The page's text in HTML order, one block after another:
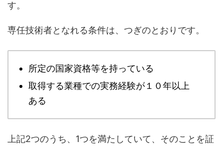
す。
専任技術者となれる条件は、つぎのとおりです。
所定の国家資格等を持っている
取得する業種での実務経験が１０年以上
ある
上記2つのうち、1つを満たしていて、そのことを証